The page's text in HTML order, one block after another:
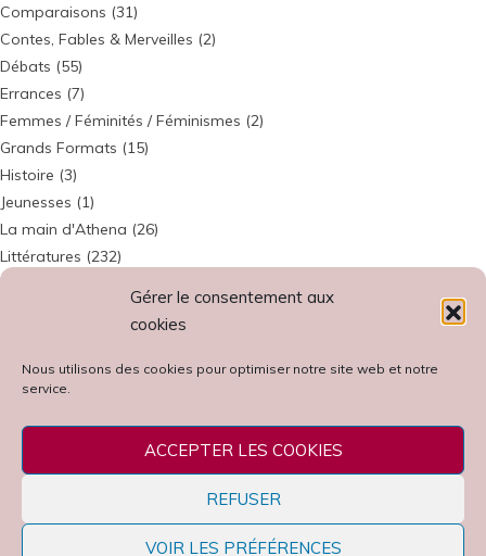
Gérer le consentement aux
cookies
Nous utilisons des cookies pour optimiser notre site web et notre
service.
ACCEPTER LES COOKIES
REFUSER
VOIR LES PRÉFÉRENCES
Comparaisons (31)
Contes, Fables & Merveilles (2)
Débats (55)
Errances (7)
Femmes / Féminités / Féminismes (2)
Grands Formats (15)
Histoire (3)
Jeunesses (1)
La main d'Athena (26)
Littératures (232)
Littératures nordiques
Profils d'un Classique(51)
Recherches et travaux de l’Académie catholique du Val de Seine
Témoins / Témoignages(41)